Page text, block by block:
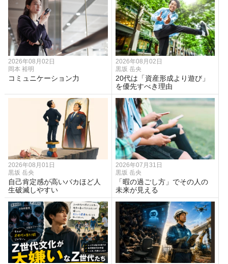
2026年08月02日
岡本 裕明
コミュニケーション力
2026年08月02日
黒坂 岳央
20代は「資産形成より遊び」
を優先すべき理由
2026年08月01日
黒坂 岳央
自己肯定感が高いバカほど人
生破滅しやすい
2026年07月31日
黒坂 岳央
「暇の過ごし方」でその人の
未来が見える